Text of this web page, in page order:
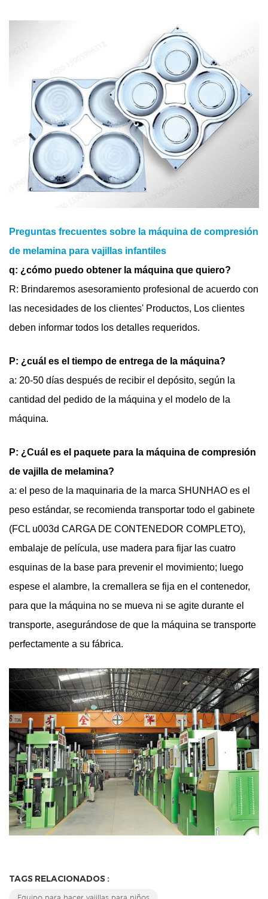
Preguntas frecuentes sobre la máquina de compresión
de melamina para vajillas infantiles
q: ¿cómo puedo obtener la máquina que quiero?
R: Brindaremos asesoramiento profesional de acuerdo con
las necesidades de los clientes' Productos, Los clientes
deben informar todos los detalles requeridos.
P: ¿cuál es el tiempo de entrega de la máquina?
a: 20-50 días después de recibir el depósito, según la
cantidad del pedido de la máquina y el modelo de la
máquina.
P: ¿Cuál es el paquete para la máquina de compresión
de vajilla de melamina?
a: el peso de la maquinaria de la marca SHUNHAO es el
peso estándar, se recomienda transportar todo el gabinete
(FCL u003d CARGA DE CONTENEDOR COMPLETO),
embalaje de película, use madera para fijar las cuatro
esquinas de la base para prevenir el movimiento; luego
espese el alambre, la cremallera se fija en el contenedor,
para que la máquina no se mueva ni se agite durante el
transporte, asegurándose de que la máquina se transporte
perfectamente a su fábrica.
TAGS RELACIONADOS :